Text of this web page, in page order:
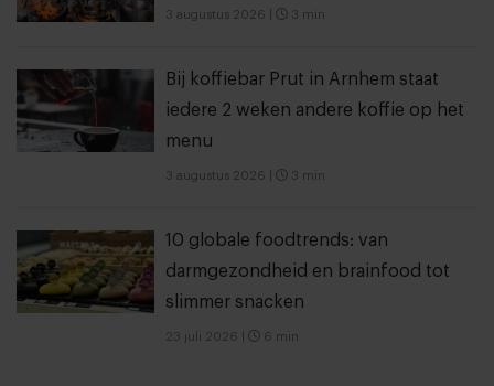
3 augustus 2026 3 min
Bij koffiebar Prut in Arnhem staat
iedere 2 weken andere koffie op het
menu
3 augustus 2026 3 min
10 globale foodtrends: van
darmgezondheid en brainfood tot
slimmer snacken
23 juli 2026 6 min